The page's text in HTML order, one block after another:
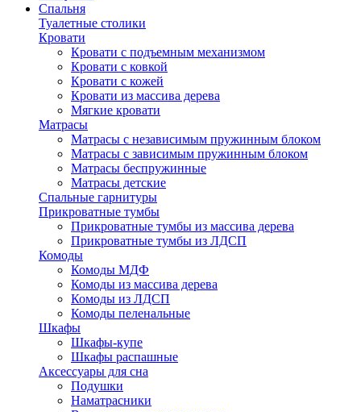
Спальня
Туалетные столики
Кровати
Кровати с подъемным механизмом
Кровати с ковкой
Кровати с кожей
Кровати из массива дерева
Мягкие кровати
Матрасы
Матрасы с независимым пружинным блоком
Матрасы с зависимым пружинным блоком
Матрасы беспружинные
Матрасы детские
Спальные гарнитуры
Прикроватные тумбы
Прикроватные тумбы из массива дерева
Прикроватные тумбы из ЛДСП
Комоды
Комоды МДФ
Комоды из массива дерева
Комоды из ЛДСП
Комоды пеленальные
Шкафы
Шкафы-купе
Шкафы распашные
Аксессуары для сна
Подушки
Наматрасники